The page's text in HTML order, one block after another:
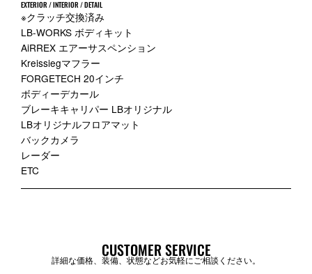
EXTERIOR / INTERIOR / DETAIL
※クラッチ交換済み
LB-WORKS ボディキット
AiRREX エアーサスペンション
Kreissiegマフラー
FORGETECH 20インチ
ボディーデカール
ブレーキキャリパー LBオリジナル
LBオリジナルフロアマット
バックカメラ
レーダー
ETC
CUSTOMER SERVICE
詳細な価格、装備、状態などお気軽にご相談ください。